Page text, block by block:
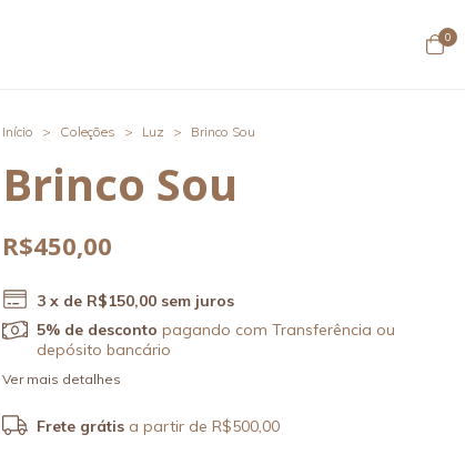
0
Início
> Coleções > Luz > Brinco Sou
Brinco Sou
R$450,00
3 x de R$150,00 sem juros
5% de desconto pagando com Transferência ou
depósito bancário
Ver mais detalhes
Frete grátis a partir deR$500,00